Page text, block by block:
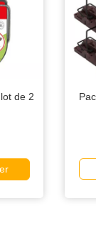
de 2